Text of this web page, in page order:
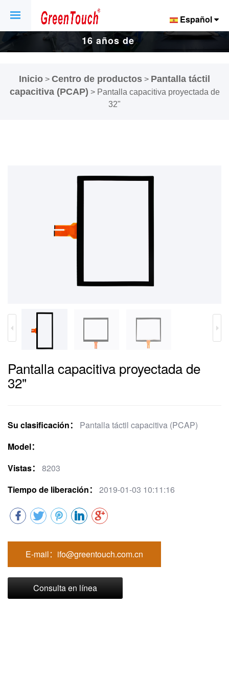
16 años de
pantallas y
Español
Inicio > Centro de productos > Pantalla táctil
capacitiva (PCAP) > Pantalla capacitiva proyectada de
32"
Pantalla capacitiva proyectada de
32"
Su clasificación：
Pantalla táctil capacitiva (PCAP)
Model：
Vistas：
8203
Tiempo de liberación：
2019-01-03 10:11:16
E-mail：ifo@greentouch.com.cn
Consulta en línea